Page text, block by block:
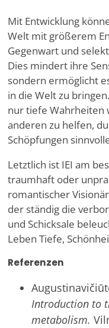
Mit Entwicklung
Welt mit größerem
Gegenwart und
Dies mindert ihre
sondern ermöglicht
in die Welt zu
nur tiefe Wahrheiten
anderen zu helfen,
Schöpfungen
Letztlich ist IEI am
traumhaft oder
romantischer
der ständig die
und Schicksale
Leben Tiefe,
Referenzen
Introduction to
metabolism.